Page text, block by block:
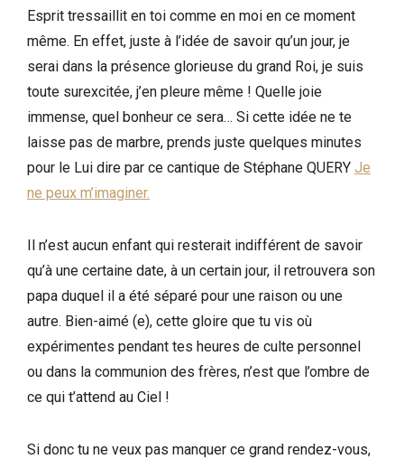
Esprit tressaillit en toi comme en moi en ce moment
même. En effet, juste à l’idée de savoir qu’un jour, je
serai dans la présence glorieuse du grand Roi, je suis
toute surexcitée, j’en pleure même ! Quelle joie
immense, quel bonheur ce sera… Si cette idée ne te
laisse pas de marbre, prends juste quelques minutes
pour le Lui dire par ce cantique de Stéphane QUERY Je
ne peux m’imaginer.
Il n’est aucun enfant qui resterait indifférent de savoir
qu’à une certaine date, à un certain jour, il retrouvera son
papa duquel il a été séparé pour une raison ou une
autre. Bien-aimé (e), cette gloire que tu vis où
expérimentes pendant tes heures de culte personnel
ou dans la communion des frères, n’est que l’ombre de
ce qui t’attend au Ciel !
Si donc tu ne veux pas manquer ce grand rendez-vous,